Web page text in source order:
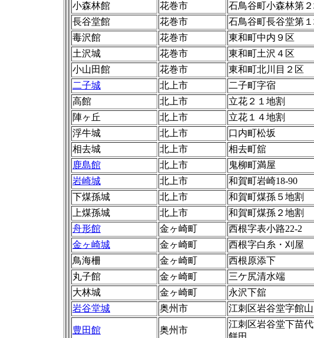
小森林館
花巻市 石鳥谷町小森林第２
長谷堂館
花巻市 石鳥谷町長谷堂第１
毒沢館
花巻市 東和町中内９区
土沢城
花巻市 東和町土沢４区
小山田館
花巻市 東和町北川目２区
二子城
北上市 二子町字宿
高館
北上市 立花２１地割
陣ヶ丘
北上市 立花１４地割
浮牛城
北上市 口内町松坂
相去城
北上市 相去町舘
鹿島館
北上市 鬼柳町満屋
岩崎城
北上市 和賀町岩崎18-90
下煤孫城
北上市 和賀町煤孫５地割
上煤孫城
北上市 和賀町煤孫２地割
舟形館
金ヶ崎町 西根字表小路22-2
金ヶ崎城
金ヶ崎町 西根字白糸・刈屋
鳥海柵
金ヶ崎町 西根原添下
丸子館
金ヶ崎町 三ケ尻清水端
大林城
金ヶ崎町 永沢下舘
岩谷堂城
奥州市 江刺区岩谷堂字館山
豊田館 奥州市
江刺区岩谷堂下苗